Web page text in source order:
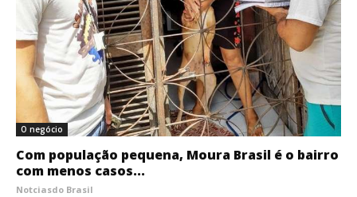
O negócio
Com população pequena, Moura Brasil é o bairro
com menos casos...
Notciasdo Brasil